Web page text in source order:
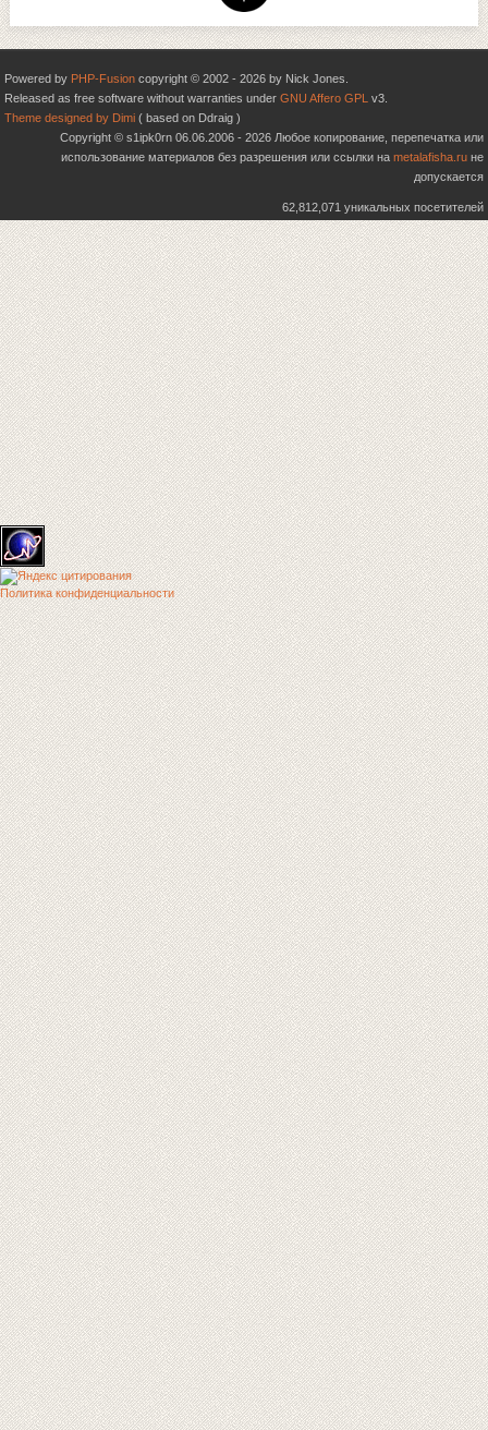
Powered by PHP-Fusion copyright © 2002 - 2026 by Nick Jones.
Released as free software without warranties under GNU Affero GPL v3.
Theme designed by Dimi ( based on Ddraig )
Copyright © s1ipk0rn 06.06.2006 - 2026 Любое копирование, перепечатка или
использование материалов без разрешения или ссылки на metalafisha.ru не
допускается
62,812,071 уникальных посетителей
Политика конфиденциальности